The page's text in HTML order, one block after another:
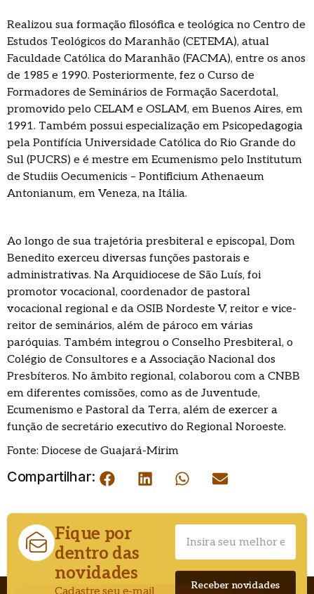
Realizou sua formação filosófica e teológica no Centro de
Estudos Teológicos do Maranhão (CETEMA), atual
Faculdade Católica do Maranhão (FACMA), entre os anos
de 1985 e 1990. Posteriormente, fez o Curso de
Formadores de Seminários de Formação Sacerdotal,
promovido pelo CELAM e OSLAM, em Buenos Aires, em
1991. Também possui especialização em Psicopedagogia
pela Pontifícia Universidade Católica do Rio Grande do
Sul (PUCRS) e é mestre em Ecumenismo pelo Institutum
de Studiis Oecumenicis – Pontificium Athenaeum
Antonianum, em Veneza, na Itália.
Ao longo de sua trajetória presbiteral e episcopal, Dom
Benedito exerceu diversas funções pastorais e
administrativas. Na Arquidiocese de São Luís, foi
promotor vocacional, coordenador de pastoral
vocacional regional e da OSIB Nordeste V, reitor e vice-
reitor de seminários, além de pároco em várias
paróquias. Também integrou o Conselho Presbiteral, o
Colégio de Consultores e a Associação Nacional dos
Presbíteros. No âmbito regional, colaborou com a CNBB
em diferentes comissões, como as de Juventude,
Ecumenismo e Pastoral da Terra, além de exercer a
função de secretário executivo do Regional Noroeste.
Fonte: Diocese de Guajará-Mirim
Compartilhar:
Fique por
dentro das
novidades